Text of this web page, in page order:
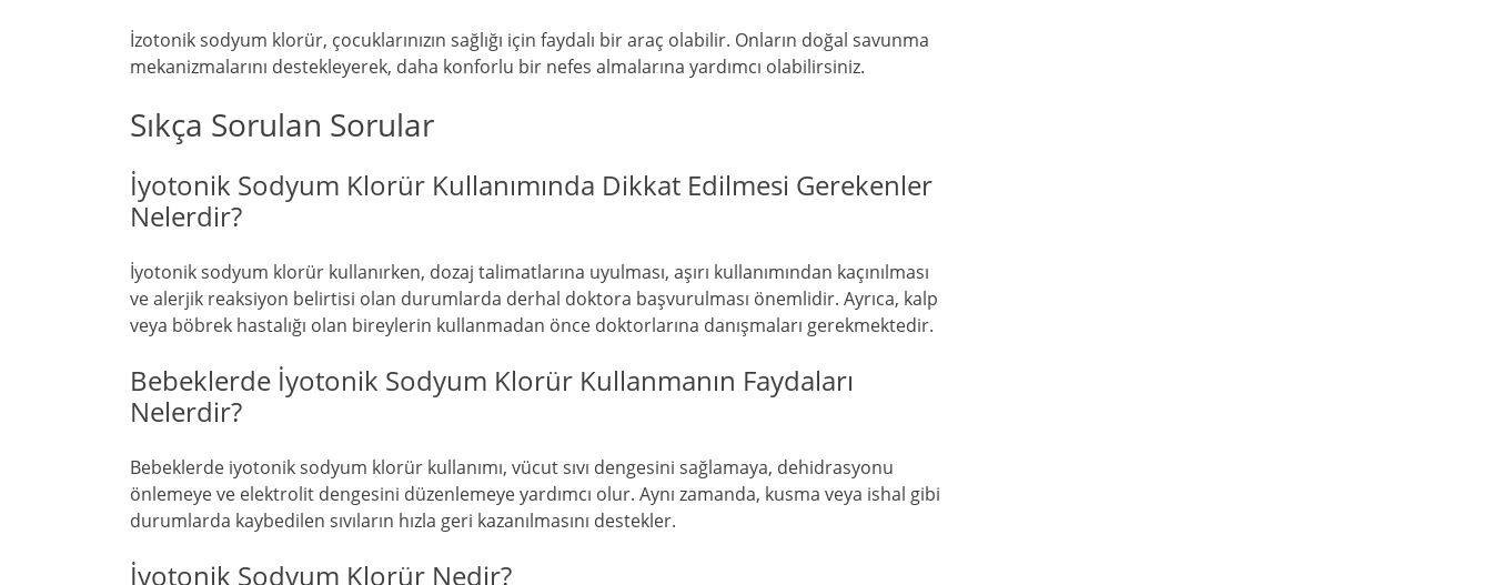
İzotonik sodyum klorür, çocuklarınızın sağlığı için faydalı bir araç olabilir. Onların doğal savunma
mekanizmalarını destekleyerek, daha konforlu bir nefes almalarına yardımcı olabilirsiniz.
Sıkça Sorulan Sorular
İyotonik Sodyum Klorür Kullanımında Dikkat Edilmesi Gerekenler
Nelerdir?
İyotonik sodyum klorür kullanırken, dozaj talimatlarına uyulması, aşırı kullanımından kaçınılması
ve alerjik reaksiyon belirtisi olan durumlarda derhal doktora başvurulması önemlidir. Ayrıca, kalp
veya böbrek hastalığı olan bireylerin kullanmadan önce doktorlarına danışmaları gerekmektedir.
Bebeklerde İyotonik Sodyum Klorür Kullanmanın Faydaları
Nelerdir?
Bebeklerde iyotonik sodyum klorür kullanımı, vücut sıvı dengesini sağlamaya, dehidrasyonu
önlemeye ve elektrolit dengesini düzenlemeye yardımcı olur. Aynı zamanda, kusma veya ishal gibi
durumlarda kaybedilen sıvıların hızla geri kazanılmasını destekler.
İyotonik Sodyum Klorür Nedir?